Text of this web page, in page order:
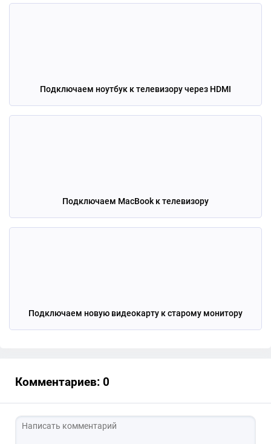
Подключаем ноутбук к телевизору через HDMI
Подключаем MacBook к телевизору
Подключаем новую видеокарту к старому монитору
Комментариев: 0